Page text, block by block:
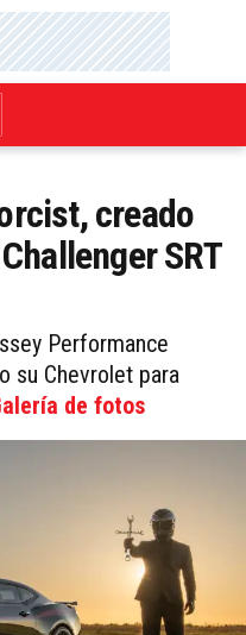
creado
SRT
Performance
su Chevrolet para
de fotos